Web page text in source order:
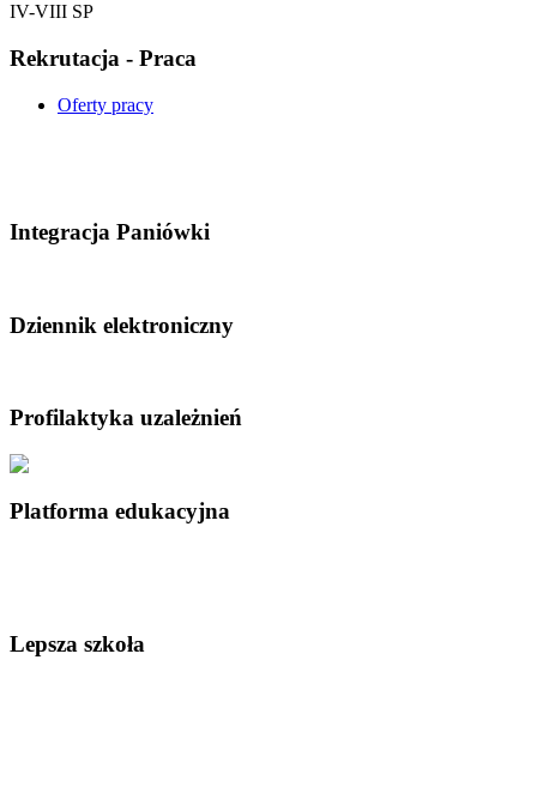
IV-VIII SP
Rekrutacja - Praca
Oferty pracy
Integracja Paniówki
Dziennik elektroniczny
Profilaktyka uzależnień
Platforma edukacyjna
Lepsza szkoła